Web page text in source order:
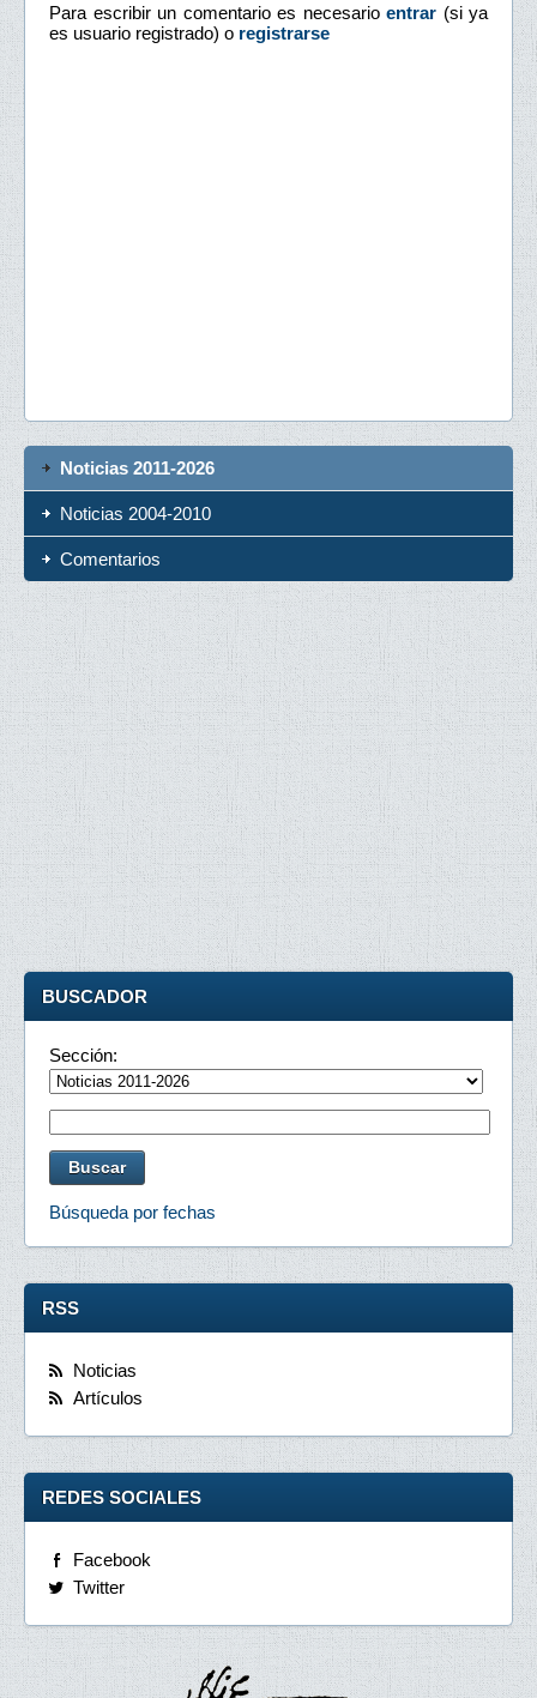
Para escribir un comentario es necesario entrar (si ya
es usuario registrado) o registrarse
Noticias 2011-2026
Noticias 2004-2010
Comentarios
BUSCADOR
Sección:
Búsqueda por fechas
RSS
Noticias
Artículos
REDES SOCIALES
Facebook
Twitter